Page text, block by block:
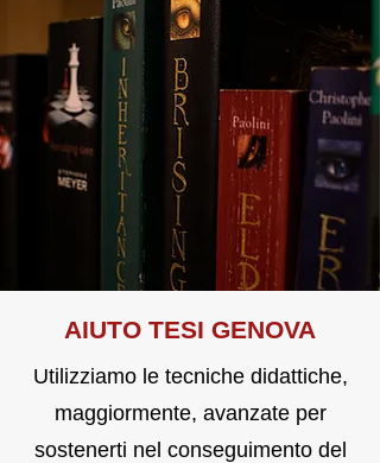
AIUTO TESI GENOVA
Utilizziamo le tecniche didattiche,
maggiormente, avanzate per
sostenerti nel conseguimento del